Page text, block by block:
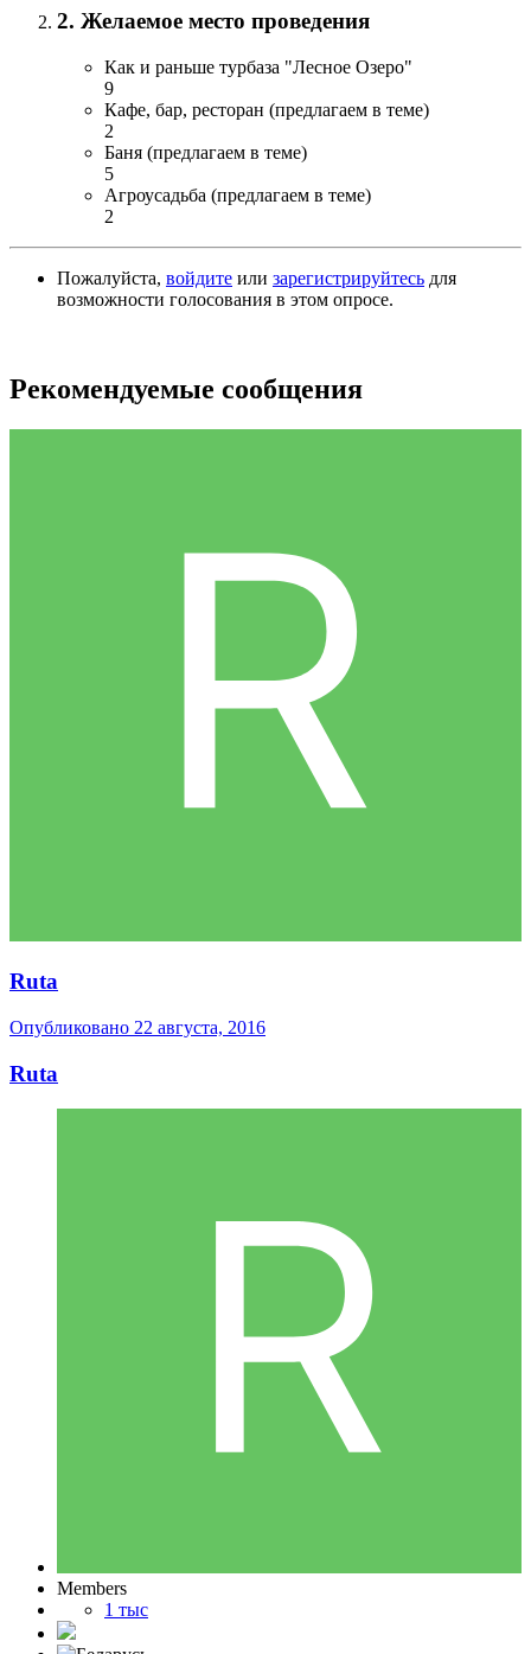
2. Желаемое место проведения
Как и раньше турбаза "Лесное Озеро"
9
Кафе, бар, ресторан (предлагаем в теме)
2
Баня (предлагаем в теме)
5
Агроусадьба (предлагаем в теме)
2
Пожалуйста, войдите или зарегистрируйтесь для
возможности голосования в этом опросе.
Рекомендуемые сообщения
Ruta
Опубликовано 22 августа, 2016
Ruta
Members
1 тыс